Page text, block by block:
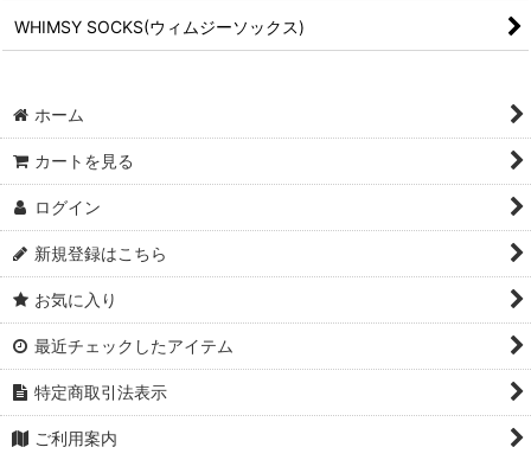
WHIMSY SOCKS(ウィムジーソックス)
ホーム
カートを見る
ログイン
新規登録はこちら
お気に入り
最近チェックしたアイテム
特定商取引法表示
ご利用案内